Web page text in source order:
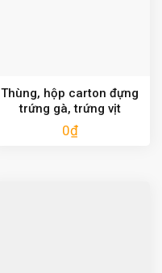
Thùng, hộp carton đựng
trứng gà, trứng vịt
0₫